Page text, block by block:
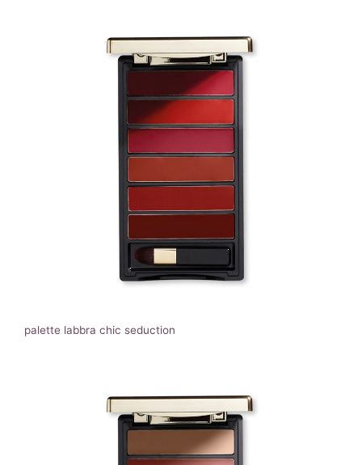
palette labbra chic seduction